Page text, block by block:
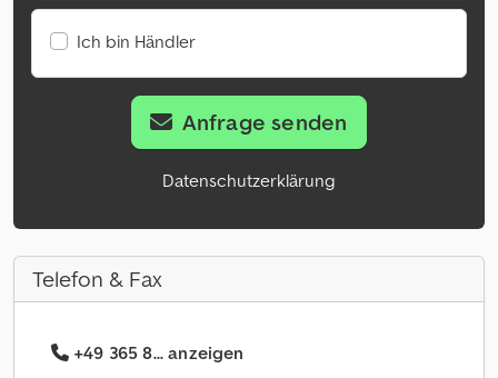
Ich bin Händler
Anfrage senden
Datenschutzerklärung
Telefon & Fax
+49 365 8... anzeigen